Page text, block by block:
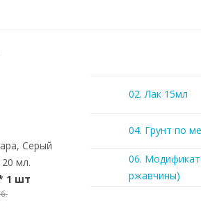
Серый
мл.
1 шт
02. Лак 15мл
04. Грунт по
06.
ржавчины)